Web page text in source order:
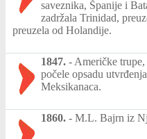
saveznika, Španije i
zadržala Trinidad,
preuzela od Holandije.
1847. - Američke
počele opsadu
Meksikanaca.
1860. - M.L. Bajrn iz